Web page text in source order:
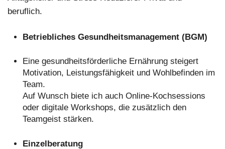
beruflich.
Betriebliches Gesundheitsmanagement (BGM)
Eine gesundheitsförderliche Ernährung steigert
Motivation, Leistungsfähigkeit und Wohlbefinden im
Team.
Auf Wunsch biete ich auch Online-Kochsessions
oder digitale Workshops, die zusätzlich den
Teamgeist stärken.
Einzelberatung